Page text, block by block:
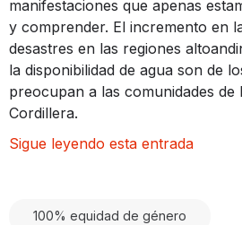
manifestaciones que apenas
y comprender. El incremento en
desastres en las regiones
la disponibilidad de agua son de
preocupan a las comunidades de
Cordillera.
Sigue leyendo esta entrada
100% equidad de género